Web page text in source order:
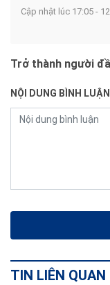
Cập nhật lúc 17:05 -
Trở thành người
NỘI DUNG BÌNH LUẬN
TIN LIÊN QUAN